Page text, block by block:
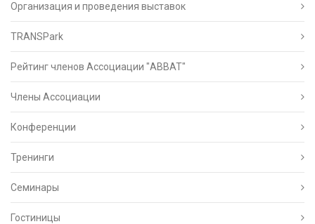
Организация и проведения выставок
TRANSPark
Рейтинг членов Ассоциации "АВВАТ"
Члены Ассоциации
Конференции
Тренинги
Семинары
Гостиницы